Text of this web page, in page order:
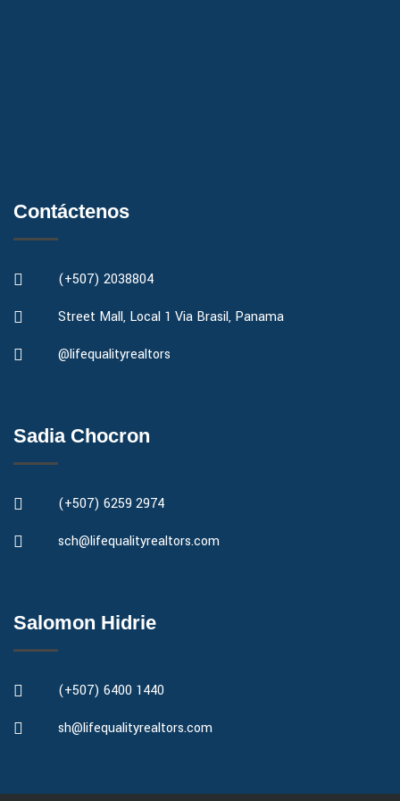
Contáctenos
(+507) 2038804
Street Mall, Local 1 Via Brasil, Panama
@lifequalityrealtors
Sadia Chocron
(+507) 6259 2974
sch@lifequalityrealtors.com
Salomon Hidrie
(+507) 6400 1440
sh@lifequalityrealtors.com